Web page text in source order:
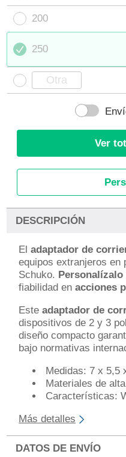
200
250
Ver
DESCRIPCIÓN
Eladaptador de
equipos extranjeros en
Schuko.
fiabilidad enacciones
Esteadaptador de
dispositivos de 2 y 3
diseño compacto
bajo normativas
Medidas: 7 x 5,5
Materiales de
Características:
Más detalles
DATOS DE ENVÍO